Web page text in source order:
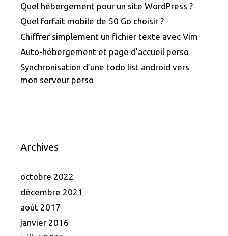
Quel hébergement pour un site WordPress ?
Quel forfait mobile de 50 Go choisir ?
Chiffrer simplement un fichier texte avec Vim
Auto-hébergement et page d’accueil perso
Synchronisation d’une todo list android vers
mon serveur perso
Archives
octobre 2022
décembre 2021
août 2017
janvier 2016